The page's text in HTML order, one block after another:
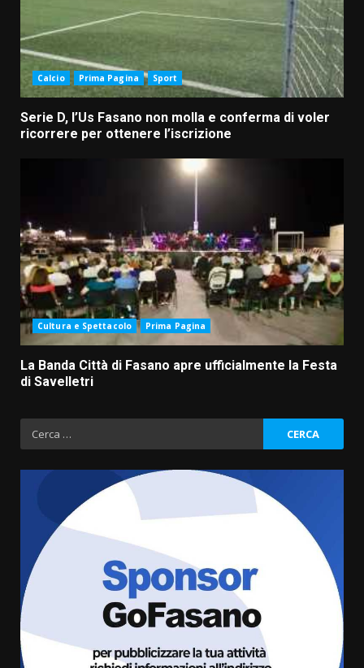
Calcio Prima Pagina Sport
Serie D, l’Us Fasano non molla e conferma di voler
ricorrere per ottenere l’iscrizione
Cultura e Spettacolo Prima Pagina
La Banda Città di Fasano apre ufficialmente la Festa
di Savelletri
Ricerca
per:
La Banda Città di Fasano apre
ufficialmente la Festa di
8 Agosto 2026 11:00